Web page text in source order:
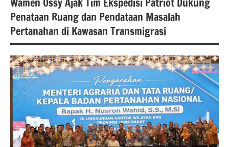
#kementerianatrbpnri
Penataan Ruang dan Pendataan Masalah
Pertanahan di Kawasan Transmigrasi
#atrbpn
#Kementerian
ATR/BPN
#Kementerian
ATR/BPN RI